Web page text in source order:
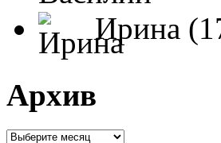
Ирина
Архив